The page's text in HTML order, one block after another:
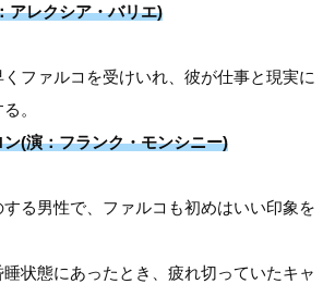
アレクシア・バリエ)
ファルコを受けいれ、彼が仕事と現実に
。
(演：フランク・モンシニー)
る男性で、ファルコも初めはいい印象を
状態にあったとき、疲れ切っていたキャ